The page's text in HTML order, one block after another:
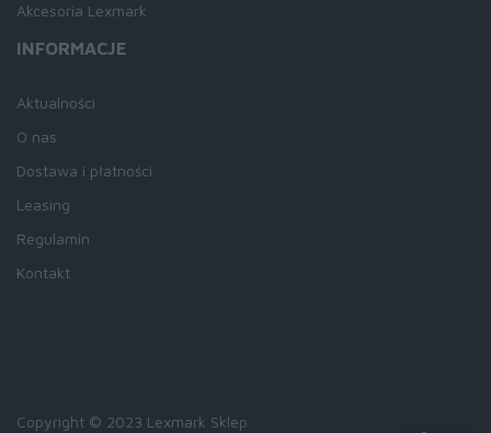
Akcesoria Lexmark
INFORMACJE
Aktualności
O nas
Dostawa i płatności
Leasing
Regulamin
Kontakt
Copyright © 2023 Lexmark Sklep